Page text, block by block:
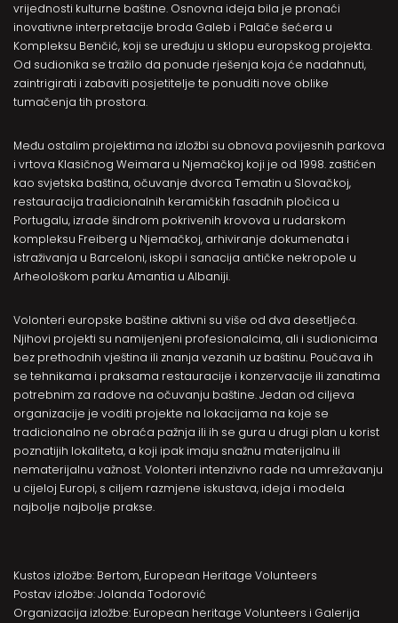
vrijednosti kulturne baštine. Osnovna ideja bila je pronaći
inovativne interpretacije broda Galeb i Palače šećera u
Kompleksu Benčić, koji se uređuju u sklopu europskog projekta.
Od sudionika se tražilo da ponude rješenja koja će nadahnuti,
zaintrigirati i zabaviti posjetitelje te ponuditi nove oblike
tumačenja tih prostora.
Među ostalim projektima na izložbi su obnova povijesnih parkova
i vrtova Klasičnog Weimara u Njemačkoj koji je od 1998. zaštićen
kao svjetska baština, očuvanje dvorca Tematin u Slovačkoj,
restauracija tradicionalnih keramičkih fasadnih pločica u
Portugalu, izrade šindrom pokrivenih krovova u rudarskom
kompleksu Freiberg u Njemačkoj, arhiviranje dokumenata i
istraživanja u Barceloni, iskopi i sanacija antičke nekropole u
Arheološkom parku Amantia u Albaniji.
Volonteri europske baštine aktivni su više od dva desetljeća.
Njihovi projekti su namijenjeni profesionalcima, ali i sudionicima
bez prethodnih vještina ili znanja vezanih uz baštinu. Poučava ih
se tehnikama i praksama restauracije i konzervacije ili zanatima
potrebnim za radove na očuvanju baštine. Jedan od ciljeva
organizacije je voditi projekte na lokacijama na koje se
tradicionalno ne obraća pažnja ili ih se gura u drugi plan u korist
poznatijih lokaliteta, a koji ipak imaju snažnu materijalnu ili
nematerijalnu važnost. Volonteri intenzivno rade na umrežavanju
u cijeloj Europi, s ciljem razmjene iskustava, ideja i modela
najbolje najbolje prakse.
Kustos izložbe: Bertom, European Heritage Volunteers
Postav izložbe: Jolanda Todorović
Organizacija izložbe: European heritage Volunteers i Galerija